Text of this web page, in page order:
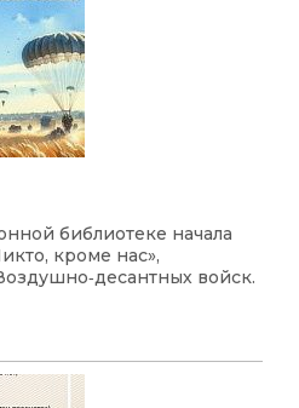
библиотеке начала
кроме нас»,
войск.